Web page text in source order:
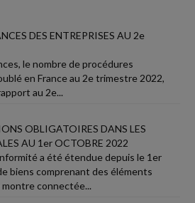
DES ENTREPRISES AU 2e
le nombre de procédures
en France au 2e trimestre 2022,
au 2e...
OBLIGATOIRES DANS LES
AU 1er OCTOBRE 2022
a été étendue depuis le 1er
biens comprenant des éléments
connectée...